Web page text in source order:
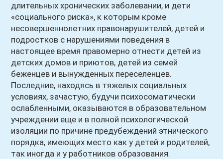
длительных хронических заболевании, и дети
«социального риска», к которым кроме
несовершеннолетних правонарушителей, детей и
подростков с нарушениями поведения в
настоящее время правомерно отнести детей из
детских домов и приютов, детей из семей
беженцев и вынужденных переселенцев.
Последние, находясь в тяжелых социальных
условиях, зачастую, будучи психосоматически
ослабленными, оказываются в образовательном
учреждении еще и в полной психологической
изоляции по причине предубеждений этнического
порядка, имеющих место как у детей и родителей,
так иногда и у работников образования.